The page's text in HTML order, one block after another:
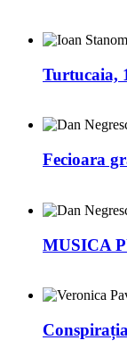
Turtucaia,
Fecioara
MUSICA